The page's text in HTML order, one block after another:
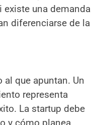
existe una demanda
diferenciarse de la
que apuntan. Un
representa
La startup debe